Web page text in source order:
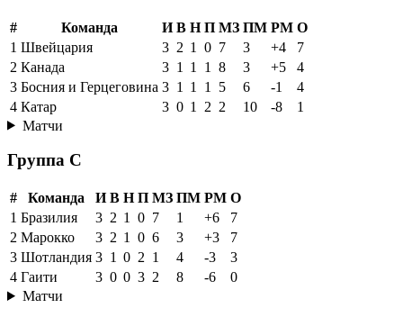
# Команда И В Н П МЗ ПМ РМ О
1 Швейцария 3 2 1 0 7 3 +4
7
2 Канада 3 1 1 1 8 3 +5
4
3 Босния и Герцеговина 3 1 1 1 5 6 -1
4
4 Катар 3 0 1 2 2 10 -8
1
Матчи
Группа C
# Команда И В Н П МЗ ПМ РМ О
1 Бразилия 3 2 1 0 7 1 +6
7
2 Марокко 3 2 1 0 6 3 +3
7
3 Шотландия 3 1 0 2 1 4 -3
3
4 Гаити 3 0 0 3 2 8 -6
0
Матчи